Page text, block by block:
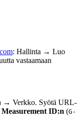
: Hallinta → Luo
vastaamaan
Verkko. Syötä URL-
Measurement ID:n (G-